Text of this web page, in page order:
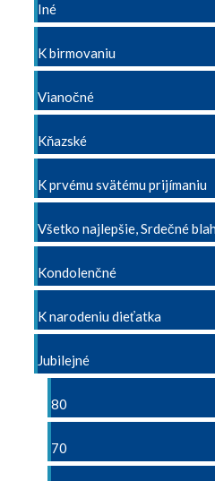
Iné
K birmovaniu
Vianočné
Kňazské
K prvému svätému prijímaniu
Všetko najlepšie, Srdečné
Kondolenčné
K narodeniu dieťatka
Jubilejné
80
70